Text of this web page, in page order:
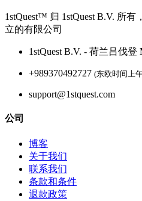
1stQuest™ 归 1stQuest B.V. 所
立的有限公司
1stQuest B.V. - 荷兰吕伐登
+989370492727 (东欧时间上
support@1stquest.com
公司
博客
关于我们
联系我们
条款和条件
退款政策